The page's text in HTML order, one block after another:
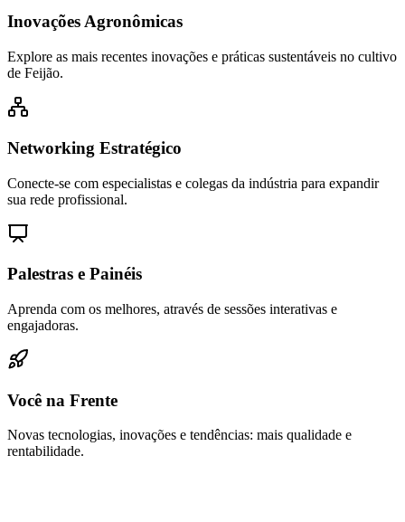
Inovações Agronômicas
Explore as mais recentes inovações e práticas sustentáveis no cultivo
de Feijão.
Networking Estratégico
Conecte-se com especialistas e colegas da indústria para expandir
sua rede profissional.
Palestras e Painéis
Aprenda com os melhores, através de sessões interativas e
engajadoras.
Você na Frente
Novas tecnologias, inovações e tendências: mais qualidade e
rentabilidade.